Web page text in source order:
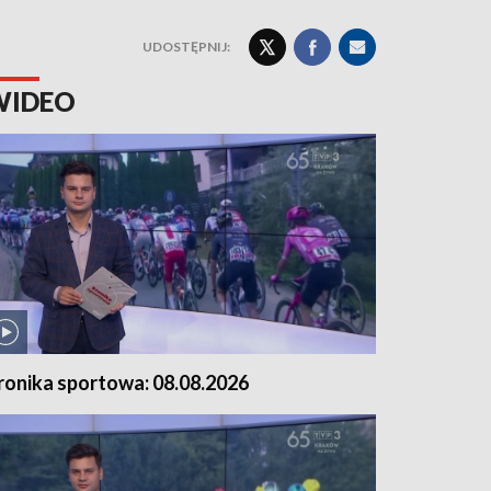
UDOSTĘPNIJ:
sportowa: 08.08.2026